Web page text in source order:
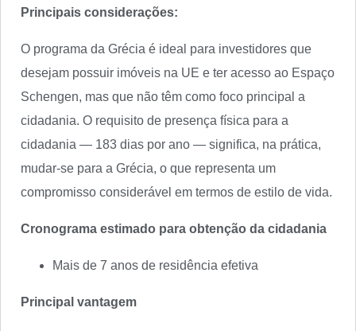
Principais considerações:
O programa da Grécia é ideal para investidores que
desejam possuir imóveis na UE e ter acesso ao Espaço
Schengen, mas que não têm como foco principal a
cidadania. O requisito de presença física para a
cidadania — 183 dias por ano — significa, na prática,
mudar-se para a Grécia, o que representa um
compromisso considerável em termos de estilo de vida.
Cronograma estimado para obtenção da cidadania
Mais de 7 anos de residência efetiva
Principal vantagem